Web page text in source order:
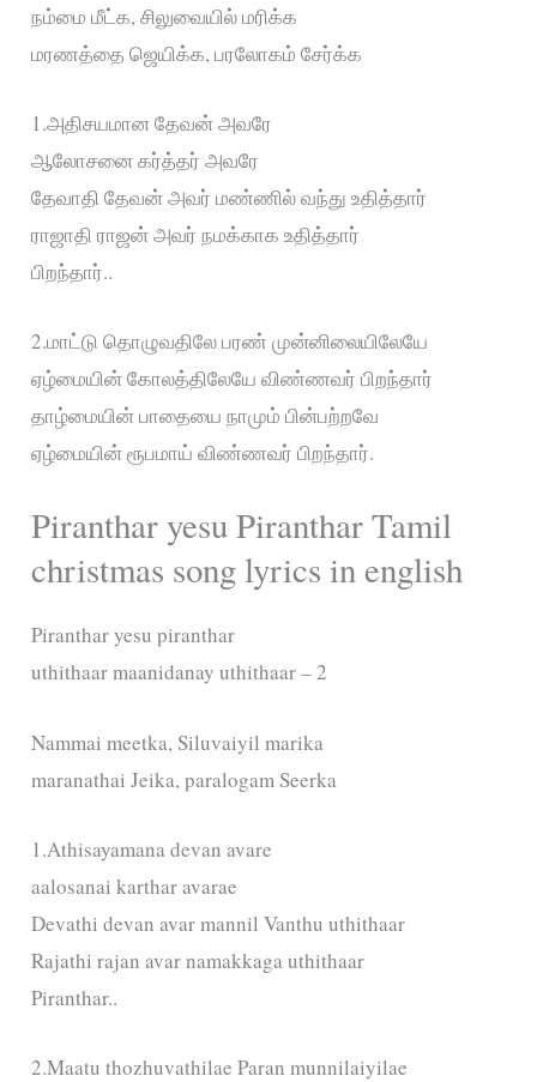
நம்மை மீட்க, சிலுவையில் மரிக்க
மரணத்தை ஜெயிக்க, பரலோகம் சேர்க்க
1.அதிசயமான தேவன் அவரே
ஆலோசனை கர்த்தர் அவரே
தேவாதி தேவன் அவர் மண்ணில் வந்து உதித்தார்
ராஜாதி ராஜன் அவர் நமக்காக உதித்தார்
பிறந்தார்..
2.மாட்டு தொழுவதிலே பரண் முன்னிலையிலேயே
ஏழ்மையின் கோலத்திலேயே விண்ணவர் பிறந்தார்
தாழ்மையின் பாதையை நாமும் பின்பற்றவே
ஏழ்மையின் ரூபமாய் விண்ணவர் பிறந்தார்.
Piranthar yesu Piranthar Tamil
christmas song lyrics in english
Piranthar yesu piranthar
uthithaar maanidanay uthithaar – 2
Nammai meetka, Siluvaiyil marika
maranathai Jeika, paralogam Seerka
1.Athisayamana devan avare
aalosanai karthar avarae
Devathi devan avar mannil Vanthu uthithaar
Rajathi rajan avar namakkaga uthithaar
Piranthar..
2.Maatu thozhuvathilae Paran munnilaiyilae